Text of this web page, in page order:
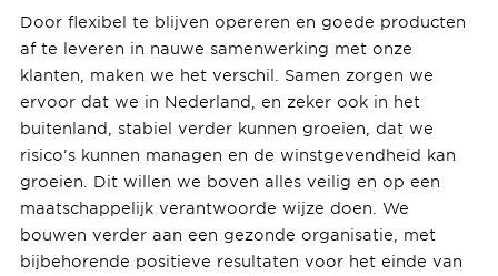
Door flexibel te blijven opereren en goede producten
af te leveren in nauwe samenwerking met onze
klanten, maken we het verschil. Samen zorgen we
ervoor dat we in Nederland, en zeker ook in het
buitenland, stabiel verder kunnen groeien, dat we
risico’s kunnen managen en de winstgevendheid kan
groeien. Dit willen we boven alles veilig en op een
maatschappelijk verantwoorde wijze doen. We
bouwen verder aan een gezonde organisatie, met
bijbehorende positieve resultaten voor het einde van